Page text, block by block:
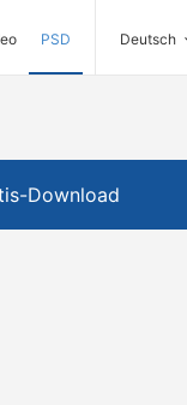
PSD Deutsch
Download